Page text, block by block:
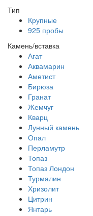
Тип
Крупные
925 пробы
Камень/вставка
Агат
Аквамарин
Аметист
Бирюза
Гранат
Жемчуг
Кварц
Лунный камень
Опал
Перламутр
Топаз
Топаз Лондон
Турмалин
Хризолит
Цитрин
Янтарь